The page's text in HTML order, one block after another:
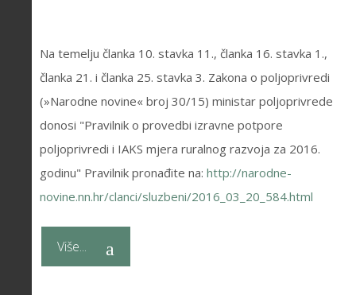
Na temelju članka 10. stavka 11., članka 16. stavka 1.,
članka 21. i članka 25. stavka 3. Zakona o poljoprivredi
(»Narodne novine« broj 30/15) ministar poljoprivrede
donosi "Pravilnik o provedbi izravne potpore
poljoprivredi i IAKS mjera ruralnog razvoja za 2016.
godinu" Pravilnik pronađite na: http://narodne-
novine.nn.hr/clanci/sluzbeni/2016_03_20_584.html
Više...